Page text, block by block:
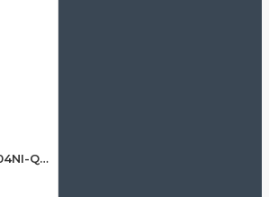
Hikvision DS-7104NI-Q1/4P 4 Kanal Mini 4 PoE 1U NVR